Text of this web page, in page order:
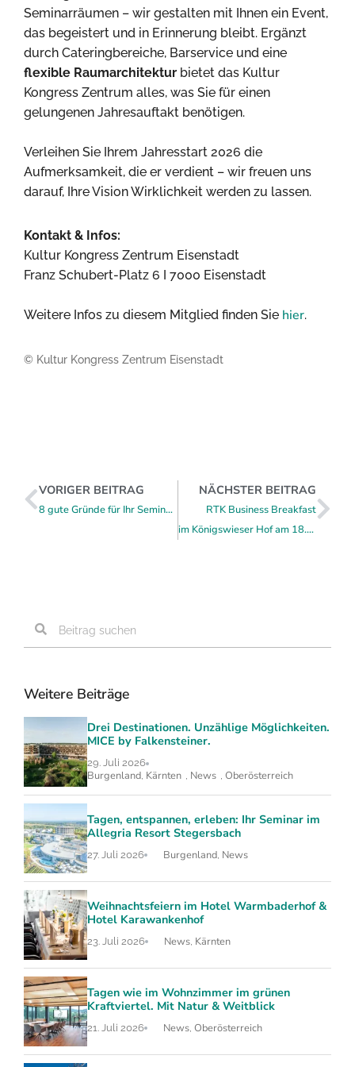
Seminarräumen – wir gestalten mit Ihnen ein Event,
das begeistert und in Erinnerung bleibt. Ergänzt
durch Cateringbereiche, Barservice und eine
flexible Raumarchitektur bietet das Kultur
Kongress Zentrum alles, was Sie für einen
gelungenen Jahresauftakt benötigen.
Verleihen Sie Ihrem Jahresstart 2026 die
Aufmerksamkeit, die er verdient – wir freuen uns
darauf, Ihre Vision Wirklichkeit werden zu lassen.
Kontakt & Infos:
Kultur Kongress Zentrum Eisenstadt
Franz Schubert-Platz 6 I 7000 Eisenstadt
Weitere Infos zu diesem Mitglied finden Sie hier.
© Kultur Kongress Zentrum Eisenstadt
VORIGER BEITRAG
8 gute Gründe für Ihr Seminar am Hannersberg
NÄCHSTER BEITRAG
RTK Business Breakfast
im Königswieser Hof am 18.9.2025
Weitere Beiträge
Drei Destinationen. Unzählige Möglichkeiten.
MICE by Falkensteiner.
29. Juli 2026
Burgenland, Kärnten , News , Oberösterreich
Tagen, entspannen, erleben: Ihr Seminar im
Allegria Resort Stegersbach
27. Juli 2026 Burgenland News
Weihnachtsfeiern im Hotel Warmbaderhof &
Hotel Karawankenhof
23. Juli 2026 News Kärnten
Tagen wie im Wohnzimmer im grünen
Kraftviertel. Mit Natur & Weitblick
21. Juli 2026 News Oberösterreich